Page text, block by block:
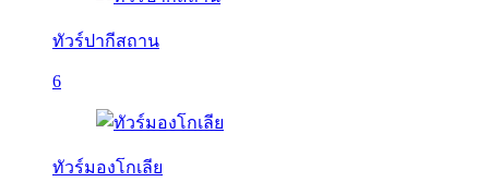
ทัวร์ปากีสถาน
6
ทัวร์มองโกเลีย